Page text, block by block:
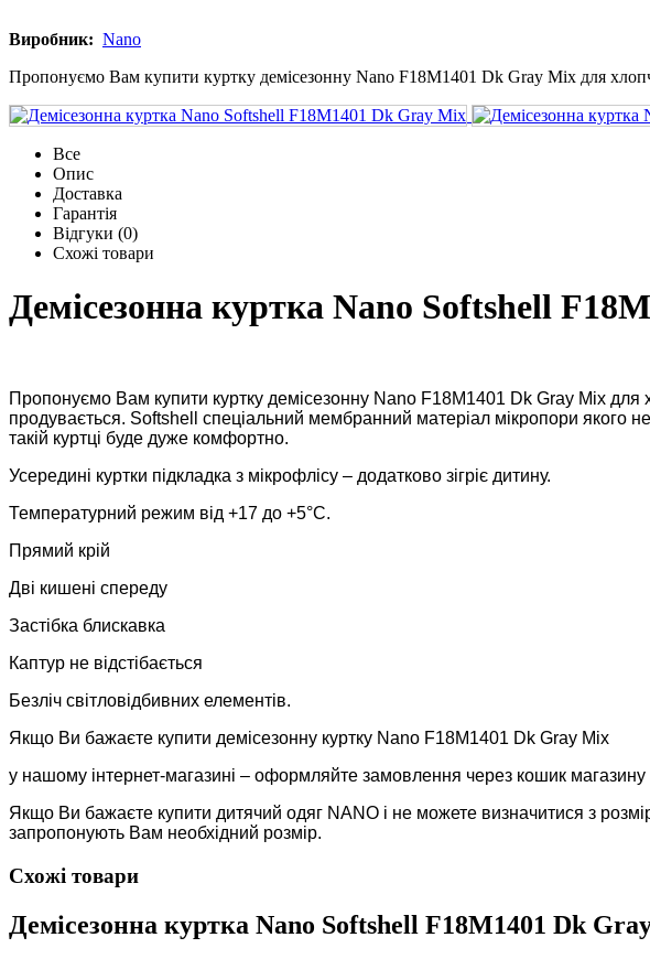
Виробник: Nano
Пропонуємо Вам купити куртку демісезонну Nano F18M1401 Dk Gray Mix для
Все
Опис
Доставка
Гарантія
Відгуки (0)
Схожі товари
Демісезонна куртка Nano Softshell
Пропонуємо Вам купити куртку демісезонну Nano F18M1401 Dk Gray Mix для
продувається. Softshell спеціальний мембранний матеріал мікропори якого
такій куртці буде дуже комфортно.
Усередині куртки підкладка з мікрофлісу – додатково зігріє дитину.
Температурний режим від +17 до +5°C.
Прямий крій
Дві кишені спереду
Застібка блискавка
Каптур не відстібається
Безліч світловідбивних елементів.
Якщо Ви бажаєте купити демісезонну куртку Nano F18M1401 Dk Gray Mix
у нашому інтернет-магазині – оформляйте замовлення через кошик
Якщо Ви бажаєте купити дитячий одяг NANO і не можете визначитися з
запропонують Вам необхідний розмір.
Схожі товари
Демісезонна куртка Nano Softshell F18M1401 Dk